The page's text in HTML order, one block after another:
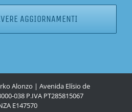
Alonzo | Avenida Elísio de
038 P.IVA PT285815067
E147570